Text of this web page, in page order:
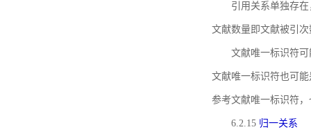
引用关系单独存
文献数量即文献被引
文献唯一标识符
文献唯一标识符也可
参考文献唯一标识符
6.2.15 归一关系